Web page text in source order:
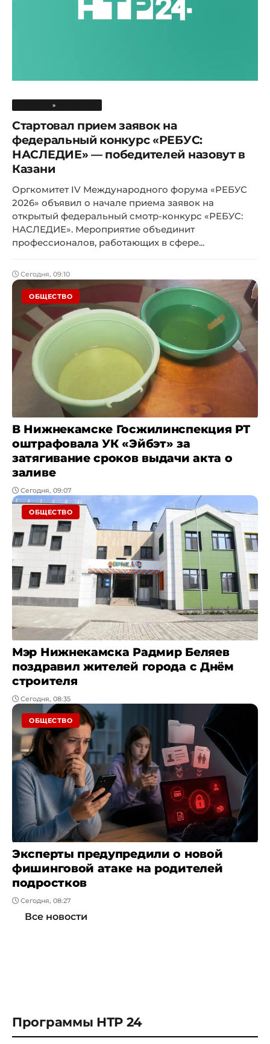
»
Стартовал прием заявок на
федеральный конкурс «РЕБУС:
НАСЛЕДИЕ» — победителей назовут в
Казани
Оргкомитет IV Международного форума «РЕБУС
2026» объявил о начале приема заявок на
открытый федеральный смотр-конкурс «РЕБУС:
НАСЛЕДИЕ». Мероприятие объединит
профессионалов, работающих в сфере...
Сегодня, 09:10
ОБЩЕСТВО
В Нижнекамске Госжилинспекция РТ
оштрафовала УК «Эйбэт» за
затягивание сроков выдачи акта о
заливе
Сегодня, 09:07
ОБЩЕСТВО
Мэр Нижнекамска Радмир Беляев
поздравил жителей города с Днём
строителя
Сегодня, 08:35
ОБЩЕСТВО
Эксперты предупредили о новой
фишинговой атаке на родителей
подростков
Сегодня, 08:27
Все новости
Программы НТР 24